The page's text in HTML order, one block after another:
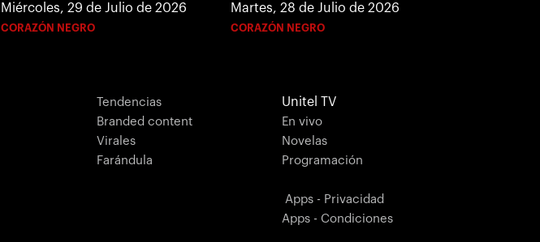
Miércoles, 29 de Julio de 2026
CORAZÓN NEGRO
Martes, 28 de Julio de 2026
CORAZÓN NEGRO
Tendencias
Branded content
Virales
Farándula
Unitel TV
En vivo
Novelas
Programación
Apps - Privacidad
Apps - Condiciones